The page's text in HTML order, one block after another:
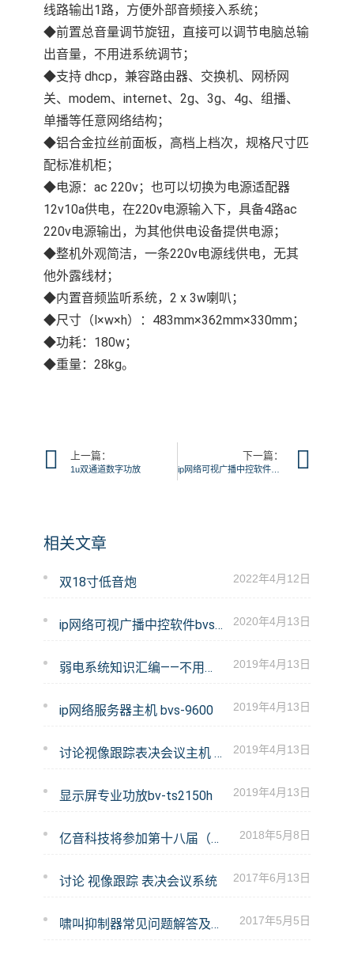
线路输出1路，方便外部音频接入系统；
◆前置总音量调节旋钮，直接可以调节电脑总输
出音量，不用进系统调节；
◆支持 dhcp，兼容路由器、交换机、网桥网
关、modem、internet、2g、3g、4g、组播、
单播等任意网络结构；
◆铝合金拉丝前面板，高档上档次，规格尺寸匹
配标准机柜；
◆电源：ac 220v；也可以切换为电源适配器
12v10a供电，在220v电源输入下，具备4路ac
220v电源输出，为其他供电设备提供电源；
◆整机外观简洁，一条220v电源线供电，无其
他外露线材；
◆内置音频监听系统，2 x 3w喇叭；
◆尺寸（l×w×h）：483mm×362mm×330mm；
◆功耗：180w；
◆重量：28kg。
上一篇：
1u双通道数字功放
下一篇：
ip网络可视广播中控软件bvs-9900
相关文章
双18寸低音炮 2022年4月12日
ip网络可视广播中控软件bvs-9900 2020年4月13日
弱电系统知识汇编——不用培训读后你也是专家，必备利器 2019年4月13日
ip网络服务器主机 bvs-9600 2019年4月13日
讨论视像跟踪表决会议主机 bv-dp7m 2019年4月13日
显示屏专业功放bv-ts2150h 2019年4月13日
亿音科技将参加第十八届（2018）中国成都国际社会公共安全产品与技术展览会，欢迎莅临指导！ 2018年5月8日
讨论 视像跟踪 表决会议系统 2017年6月13日
啸叫抑制器常见问题解答及处理方法 2017年5月5日